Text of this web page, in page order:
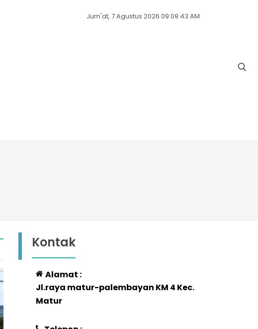
Jum'at, 7 Agustus 2026 09:09:43 AM
Kontak
Alamat :
Jl.raya matur-palembayan KM 4 Kec.
Matur